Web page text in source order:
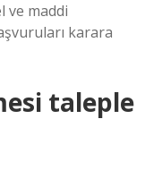
ve maddi
karara
taleple